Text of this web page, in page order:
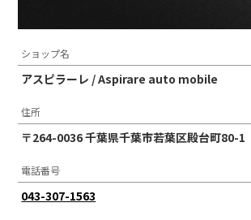
ショップ名
アスピラーレ / Aspirare auto mobile
住所
〒264-0036 千葉県千葉市若葉区殿台町80-1
電話番号
043-307-1563